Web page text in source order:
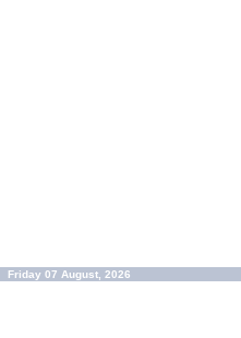
Friday 07 August, 2026